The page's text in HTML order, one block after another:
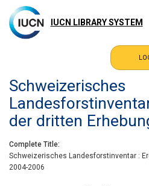
main
content
IUCN LIBRARY SYSTEM
Schweizerisches
der dritten
Complete Title
Schweizerisches Landesforstinventar :
2004-2006